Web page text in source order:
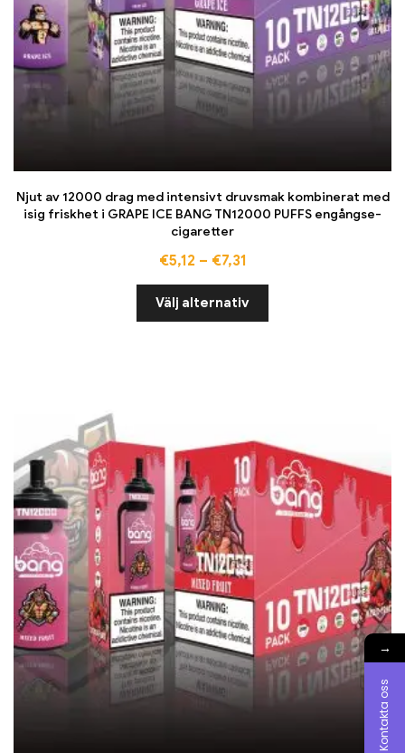
Njut av 12000 drag med intensivt druvsmak kombinerat med
isig friskhet i GRAPE ICE BANG TN12000 PUFFS engångse-
cigaretter
€5,12 – €7,31
Välj alternativ
→
Kontakta oss